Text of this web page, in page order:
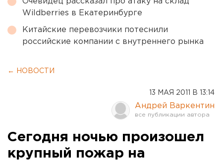
Wildberries в Екатеринбурге
Китайские перевозчики потеснили
российские компании с внутреннего рынка
← НОВОСТИ
13 МАЯ 2011 В 13:14
Андрей Варкентин
Сегодня ночью произошел
крупный пожар на